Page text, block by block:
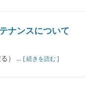
ナンスについて
） ... [ 続きを読む ]